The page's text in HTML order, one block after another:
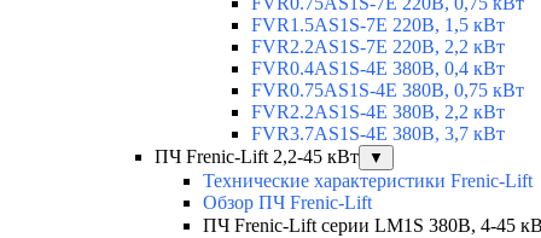
FVR1.5AS1S-7E 220В, 1,5 кВт
FVR2.2AS1S-7E 220В, 2,2 кВт
FVR0.4AS1S-4E 380В, 0,4 кВт
FVR0.75AS1S-4E 380В, 0,75 кВт
FVR2.2AS1S-4E 380В, 2,2 кВт
FVR3.7AS1S-4E 380В, 3,7 кВт
ПЧ Frenic-Lift 2,2-45 кВт
▼
Технические характеристики Frenic-Lift
Обзор ПЧ Frenic-Lift
ПЧ Frenic-Lift серии LM1S 380В, 4-45